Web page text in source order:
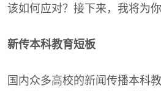
该如何应对？接下来，我将为你
新传本科教育短板
国内众多高校的新闻传播本科